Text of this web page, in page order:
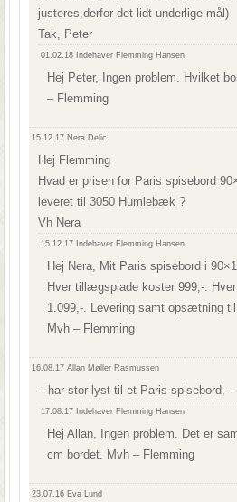
justeres,derfor det lidt underlige mål)
Tak, Peter
01.02.18 Indehaver Flemming Hansen
Hej Peter, Ingen problem. Hvilket
– Flemming
15.12.17 Nera Delic
Hej Flemming
Hvad er prisen for Paris spisebord
leveret til 3050 Humlebæk ?
Vh Nera
15.12.17 Indehaver Flemming Hansen
Hej Nera, Mit Paris spisebord i
Hver tillægsplade koster 999,-.
1.099,-. Levering samt opsætning
Mvh – Flemming
16.08.17Allan Møller Rasmussen
– har stor lyst til et Paris spisebord,
17.08.17 Indehaver Flemming Hansen
Hej Allan, Ingen problem. Det er
cm bordet. Mvh – Flemming
23.07.16 Eva Lund